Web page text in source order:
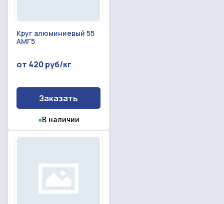
Круг алюминиевый 55
АМГ5
от 420 руб/кг
Заказать
●В наличии